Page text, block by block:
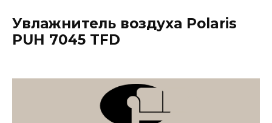
Увлажнитель воздуха Polaris
PUH 7045 TFD